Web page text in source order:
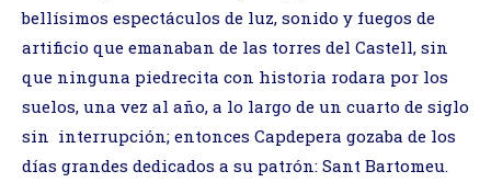
bellísimos espectáculos de luz, sonido y fuegos de
artificio que emanaban de las torres del Castell, sin
que ninguna piedrecita con historia rodara por los
suelos, una vez al año, a lo largo de un cuarto de siglo
sin interrupción; entonces Capdepera gozaba de los
días grandes dedicados a su patrón: Sant Bartomeu.